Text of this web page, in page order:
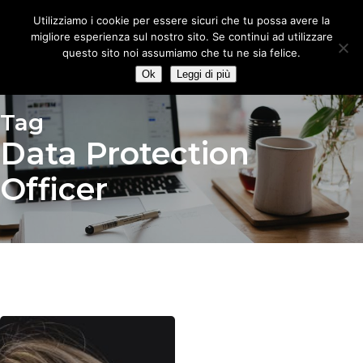
Tag
Data Protection
Officer
Voci
dal
Utilizziamo i cookie per essere sicuri che tu possa avere la
migliore esperienza sul nostro sito. Se continui ad utilizzare
questo sito noi assumiamo che tu ne sia felice.
Ok Leggi di più